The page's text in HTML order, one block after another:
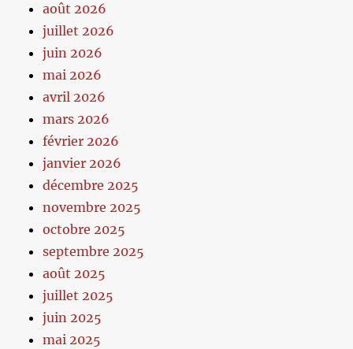
août 2026
juillet 2026
juin 2026
mai 2026
avril 2026
mars 2026
février 2026
janvier 2026
décembre 2025
novembre 2025
octobre 2025
septembre 2025
août 2025
juillet 2025
juin 2025
mai 2025